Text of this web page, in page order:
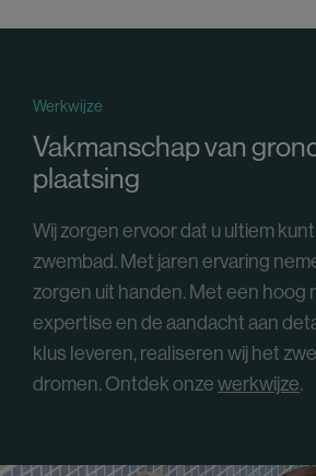
Werkwijze
Vakmanschap van
plaatsing
Wij zorgen ervoor dat u ultiem
zwembad. Met jaren ervaring
zorgen uit handen. Met een hoog
expertise en de aandacht aan
klus leveren, realiseren wij het
dromen. Ontdek onzewerkwijze.